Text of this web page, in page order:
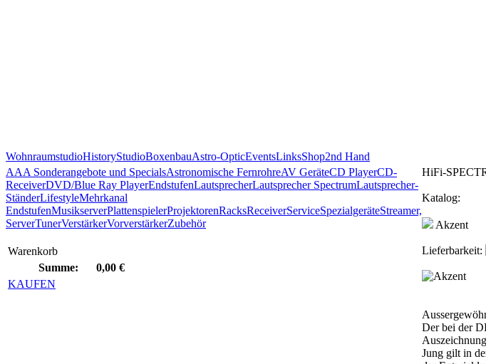
WohnraumstudioHistoryStudioBoxenbauAstro-OpticEventsLinksShop2nd Hand
AAA Sonderangebote und SpecialsAstronomische FernrohreAV GeräteCD PlayerCD-
ReceiverDVD/Blue Ray PlayerEndstufenLautsprecherLautsprecher SpectrumLautsprecher-
StänderLifestyleMehrkanal
EndstufenMusikserverPlattenspielerProjektorenRacksReceiverServiceSpezialgeräteStreamer,
ServerTunerVerstärkerVorverstärkerZubehör
Warenkorb
Summe:
0,00 €
KAUFEN
HiFi-
Katalog:
Akzent
Lieferbarkeit:
Der bei der
Jung gilt in